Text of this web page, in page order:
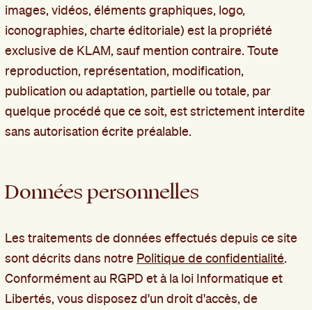
images, vidéos, éléments graphiques, logo,
iconographies, charte éditoriale) est la propriété
exclusive de KLAM, sauf mention contraire. Toute
reproduction, représentation, modification,
publication ou adaptation, partielle ou totale, par
quelque procédé que ce soit, est strictement interdite
sans autorisation écrite préalable.
Données personnelles
Les traitements de données effectués depuis ce site
sont décrits dans notre Politique de confidentialité.
Conformément au RGPD et à la loi Informatique et
Libertés, vous disposez d'un droit d'accès, de